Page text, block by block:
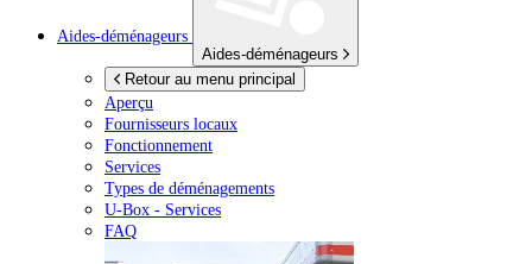
Aides-déménageurs
Aides-déménageurs
Retour au menu principal
Aperçu
Fournisseurs locaux
Fonctionnement
Services
Types de déménagements
U-Box - Services
FAQ